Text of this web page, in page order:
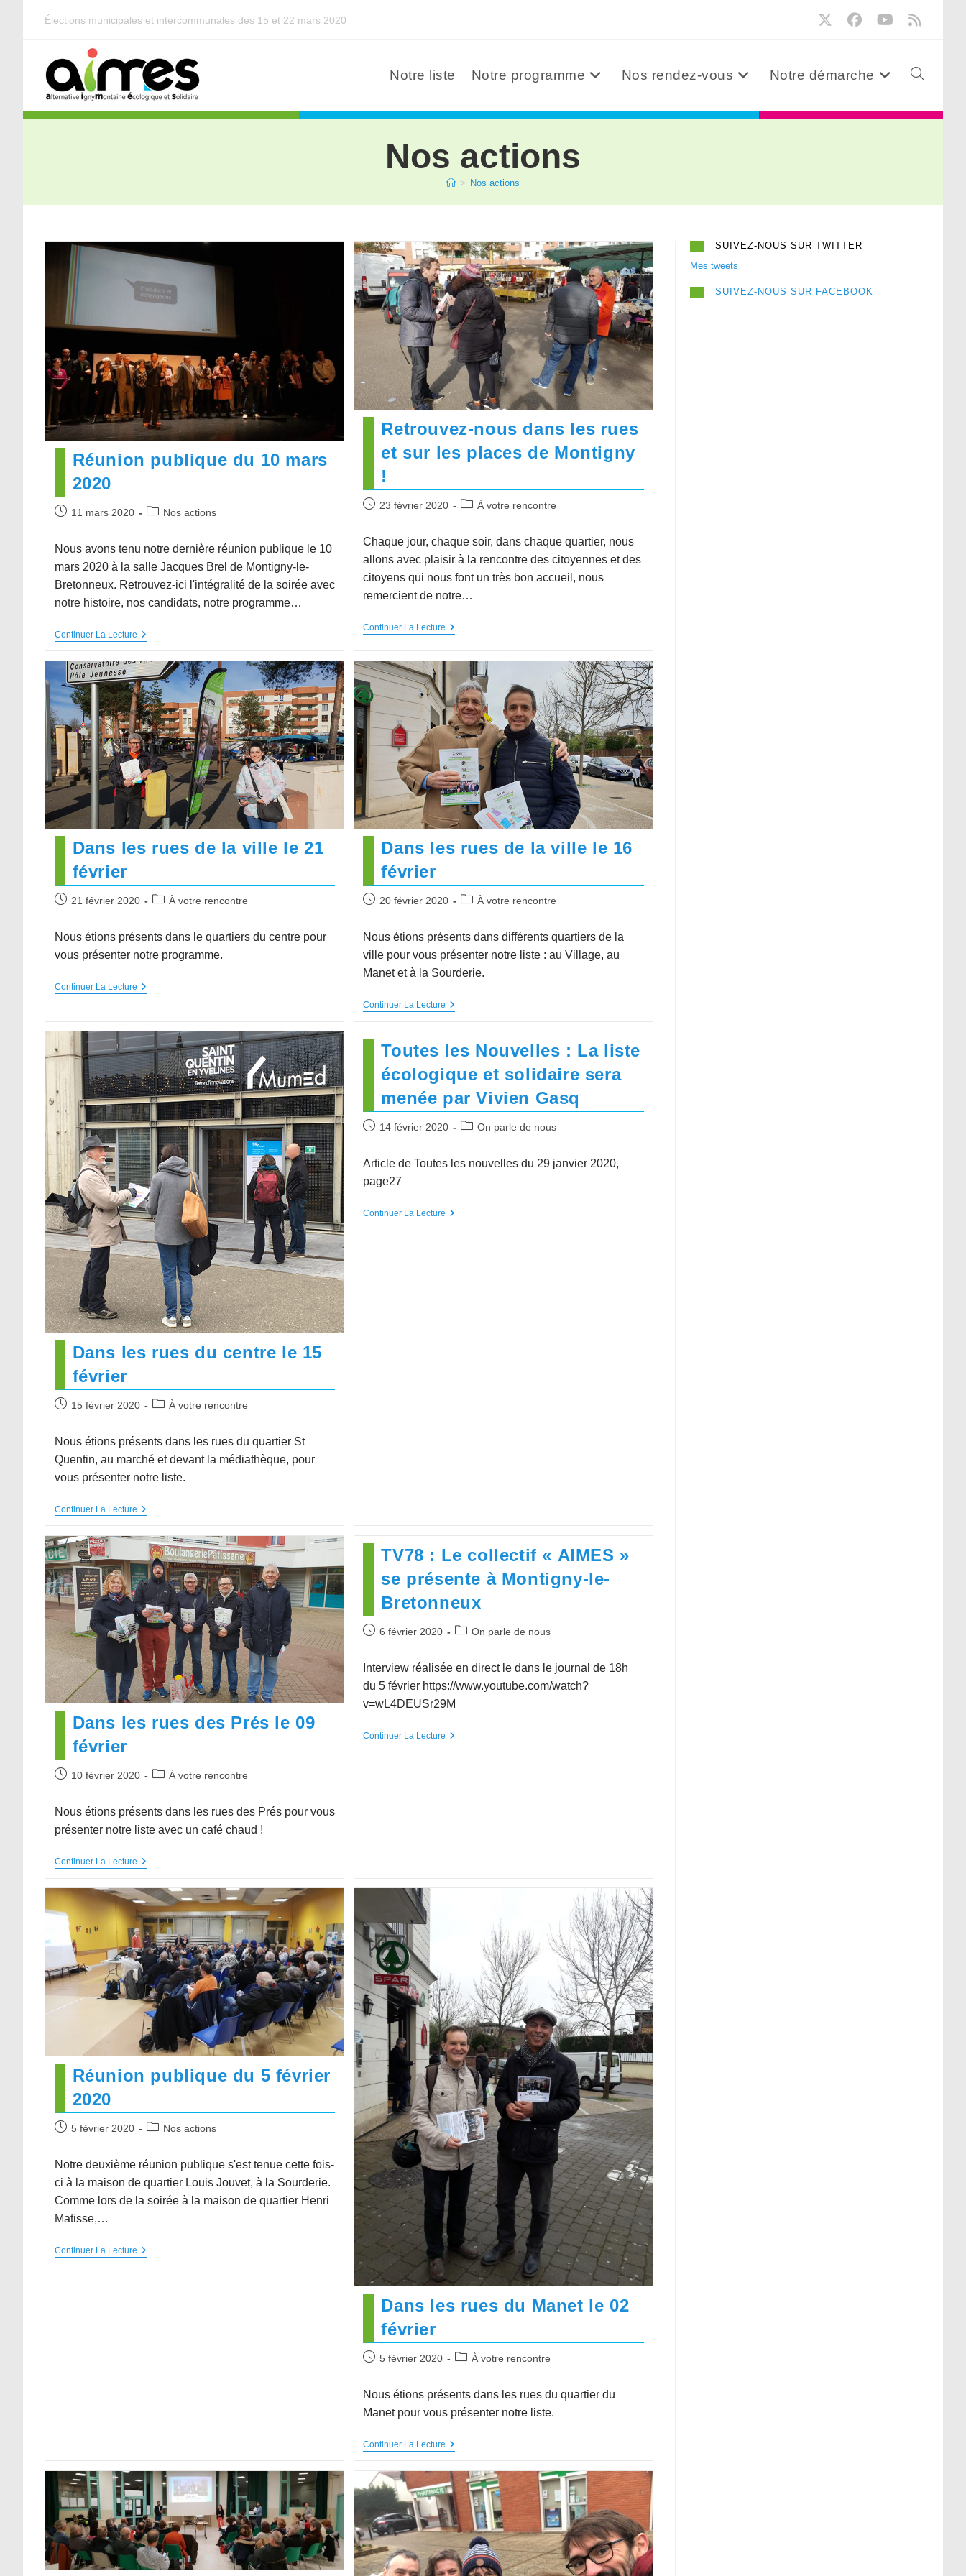
Élections municipales et intercommunales des 15 et 22 mars 2020
Notre liste Notre programme Nos rendez-vous Notre démarche
Nos actions
> Nos actions
Réunion publique du 10 mars
2020
11 mars 2020 Nos actions
Nous avons tenu notre dernière réunion publique le 10
mars 2020 à la salle Jacques Brel de Montigny-le-
Bretonneux. Retrouvez-ici l'intégralité de la soirée avec
notre histoire, nos candidats, notre programme…
Continuer La Lecture
Retrouvez-nous dans les rues
et sur les places de Montigny
!
23 février 2020 À votre rencontre
Chaque jour, chaque soir, dans chaque quartier, nous
allons avec plaisir à la rencontre des citoyennes et des
citoyens qui nous font un très bon accueil, nous
remercient de notre…
Continuer La Lecture
Dans les rues de la ville le 21
février
21 février 2020 À votre rencontre
Nous étions présents dans le quartiers du centre pour
vous présenter notre programme.
Continuer La Lecture
Dans les rues de la ville le 16
février
20 février 2020 À votre rencontre
Nous étions présents dans différents quartiers de la
ville pour vous présenter notre liste : au Village, au
Manet et à la Sourderie.
Continuer La Lecture
Dans les rues du centre le 15
février
15 février 2020 À votre rencontre
Nous étions présents dans les rues du quartier St
Quentin, au marché et devant la médiathèque, pour
vous présenter notre liste.
Continuer La Lecture
Toutes les Nouvelles : La liste
écologique et solidaire sera
menée par Vivien Gasq
14 février 2020 On parle de nous
Article de Toutes les nouvelles du 29 janvier 2020,
page27
Continuer La Lecture
Dans les rues des Prés le 09
février
10 février 2020 À votre rencontre
Nous étions présents dans les rues des Prés pour vous
présenter notre liste avec un café chaud !
Continuer La Lecture
TV78 : Le collectif « AIMES »
se présente à Montigny-le-
Bretonneux
6 février 2020 On parle de nous
Interview réalisée en direct le dans le journal de 18h
du 5 février https://www.youtube.com/watch?
v=wL4DEUSr29M
Continuer La Lecture
Réunion publique du 5 février
2020
5 février 2020 Nos actions
Notre deuxième réunion publique s'est tenue cette fois-
ci à la maison de quartier Louis Jouvet, à la Sourderie.
Comme lors de la soirée à la maison de quartier Henri
Matisse,…
Continuer La Lecture
Dans les rues du Manet le 02
février
5 février 2020 À votre rencontre
Nous étions présents dans les rues du quartier du
Manet pour vous présenter notre liste.
Continuer La Lecture
SUIVEZ-NOUS SUR TWITTER
Mes tweets
SUIVEZ-NOUS SUR FACEBOOK